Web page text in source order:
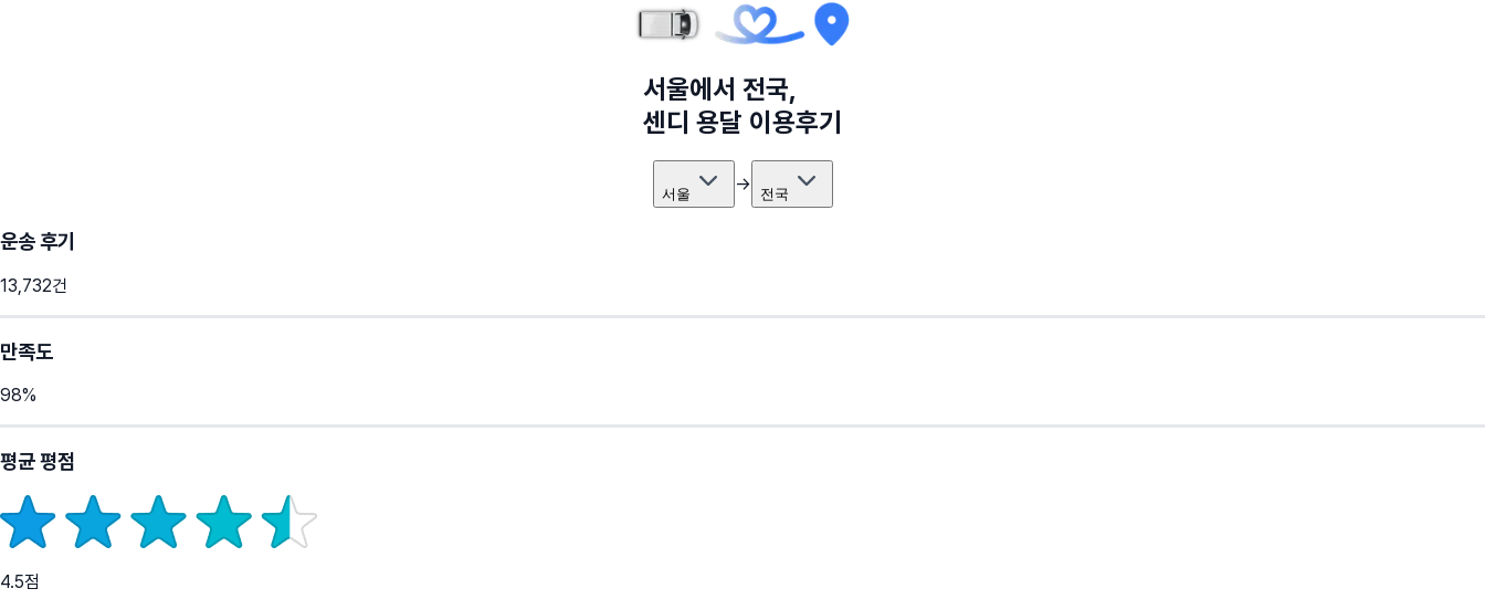
서울에서 전국,
센디 용달 이용후기
서울 → 전국
운송 후기
13,732건
만족도
98%
평균 평점
4.5점